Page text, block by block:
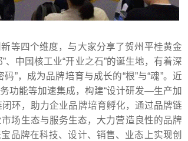
等四个维度，与大家分享了贺州平桂黄金
中国核工业“开业之石”的诞生地，有着深
”，成为品牌培育与成长的“根”与“魂”。近
功能等加速集成，构建“设计研发—生产加
，助力企业品牌培育孵化，通过品牌链
场生态与服务生态，大力营造良性的品牌
品牌在科技、设计、销售、业态上实现创